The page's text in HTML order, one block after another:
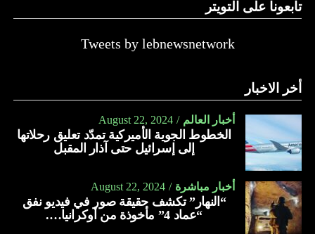
حيث يعدّ العسل بمثابة علاج لكل مرض. وفي الآتي فوائد عسل
يعالج النحافة بمساهمته في زيادة الوزن.
يحمي الجهاز الهضمي من الأمراض المختلفة.
يقلّل من آلام القولون العصبي.
يعالج الصداع.
يمدّ الجسم بالنشاط والطاقة والحيوية.
يسهّل عملية الولادة الطبيعية.
تابعونا على التويتر
Tweets by lebnewsnetwork
أخر الاخبار
أخبار العالم August 22, 2024
الخطوط الجوية الأميركية تمدّد تعليق رحلاتها
إلى إسرائيل حتى آذار المقبل
أخبار مباشرة August 22, 2024
“النهار” تكشف حقيقة صور في فيديو نفق
“عماد 4” مأخوذة من أوكرانيا….